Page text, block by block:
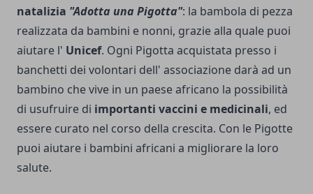
natalizia "Adotta una Pigotta": la bambola di pezza
realizzata da bambini e nonni, grazie alla quale puoi
aiutare l' Unicef. Ogni Pigotta acquistata presso i
banchetti dei volontari dell' associazione darà ad un
bambino che vive in un paese africano la possibilità
di usufruire di importanti vacci­ni e medicinali, ed
essere curato nel corso della crescita. Con le Pigotte
puoi aiutare i bambini africani a migliorare la loro
salute.